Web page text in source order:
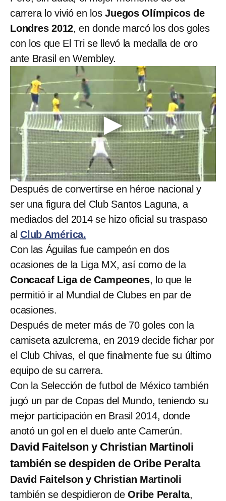
carrera lo vivió en losJuegos Olímpicos de
Londres 2012, en donde marcó los dos goles
con los que El Tri se llevó la medalla de oro
ante Brasil en Wembley.
Después de convertirse en héroe nacional y
ser una figura del Club Santos Laguna, a
mediados del 2014 se hizo oficial su traspaso
al Club América.
Con las Águilas fue campeón en dos
ocasiones de la Liga MX, así como de la
Concacaf Liga de Campeones, lo que le
permitió ir al Mundial de Clubes en par de
ocasiones.
Después de meter más de 70 goles con la
camiseta azulcrema, en 2019 decide fichar por
el Club Chivas, el que finalmente fue su último
equipo de su carrera.
Con la Selección de futbol de México también
jugó un par de Copas del Mundo, teniendo su
mejor participación en Brasil 2014, donde
anotó un gol en el duelo ante Camerún.
David Faitelson y Christian Martinoli
también se despiden de Oribe Peralta
David Faitelson y Christian Martinoli
también se despidieron deOribe Peralta,